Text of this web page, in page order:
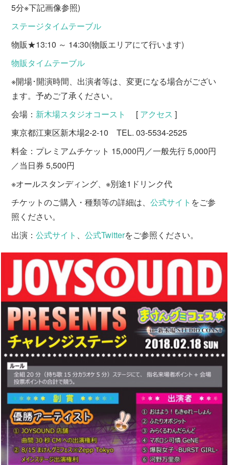
5分※下記画像参照)
ステージタイムテーブル
物販★13:10 ～ 14:30(物販エリアにて行います)
物販タイムテーブル
※開場･開演時間、出演者等は、変更になる場合がござい
ます。予めご了承ください。
会場： 新木場スタジオコースト [ アクセス ]
東京都江東区新木場2-2-10 TEL. 03-5534-2525
料金：プレミアムチケット 15,000円／一般先行 5,000円
／当日券 5,500円
※オールスタンディング、※別途1ドリンク代
チケットのご購入・種類等の詳細は、公式サイト をご参
照ください。
出演：公式サイト 、公式Twitterをご参照ください。